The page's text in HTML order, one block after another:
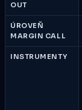
OUT
ÚROVEŇ
MARGIN CALL
INSTRUMENTY